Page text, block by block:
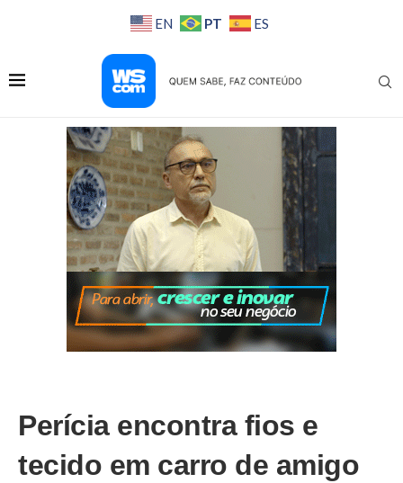
EN PT ES
Perícia encontra fios e
tecido em carro de amigo